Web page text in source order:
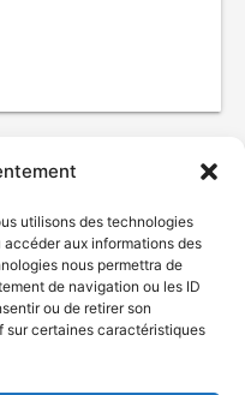
utilisons des technologies
aux informations des
nous permettra de
de navigation ou les ID
ou de retirer son
certaines caractéristiques